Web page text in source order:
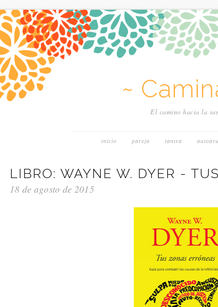
~
El camino hacia la
inicio pareja tantra
LIBRO: WAYNE W. DYER -
18 de agosto de 2015